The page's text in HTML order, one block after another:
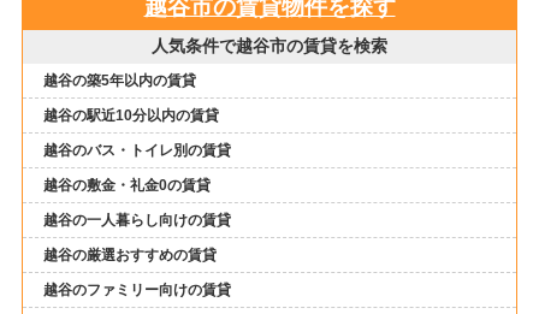
越谷市の賃貸物件を探す
人気条件で越谷市の賃貸を検索
越谷の築5年以内の賃貸
越谷の駅近10分以内の賃貸
越谷のバス・トイレ別の賃貸
越谷の敷金・礼金0の賃貸
越谷の一人暮らし向けの賃貸
越谷の厳選おすすめの賃貸
越谷のファミリー向けの賃貸